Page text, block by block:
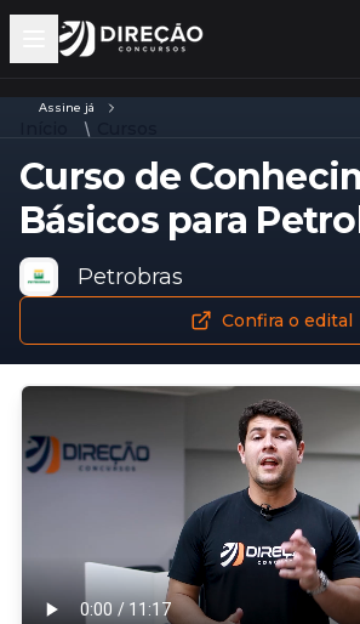
Open main menu
Assine já
Curso de
Básicos para
Petrobras
Confira o edital